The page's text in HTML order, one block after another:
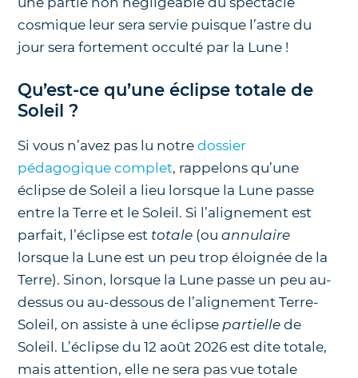
cosmique leur sera servie puisque l’astre du
jour sera fortement occulté par la Lune !
Qu’est-ce qu’une éclipse totale de
Soleil ?
Si vous n’avez pas lu notredossier
pédagogique complet, rappelons qu’une
éclipse de Soleil a lieu lorsque la Lune passe
entre la Terre et le Soleil. Si l’alignement est
parfait, l’éclipse est totale (ouannulaire
lorsque la Lune est un peu trop éloignée de la
Terre). Sinon, lorsque la Lune passe un peu au-
dessus ou au-dessous de l’alignement Terre-
Soleil, on assiste à une éclipse partielle de
Soleil. L’éclipse du 12 août 2026 est dite totale,
mais attention, elle ne sera pas vue totale